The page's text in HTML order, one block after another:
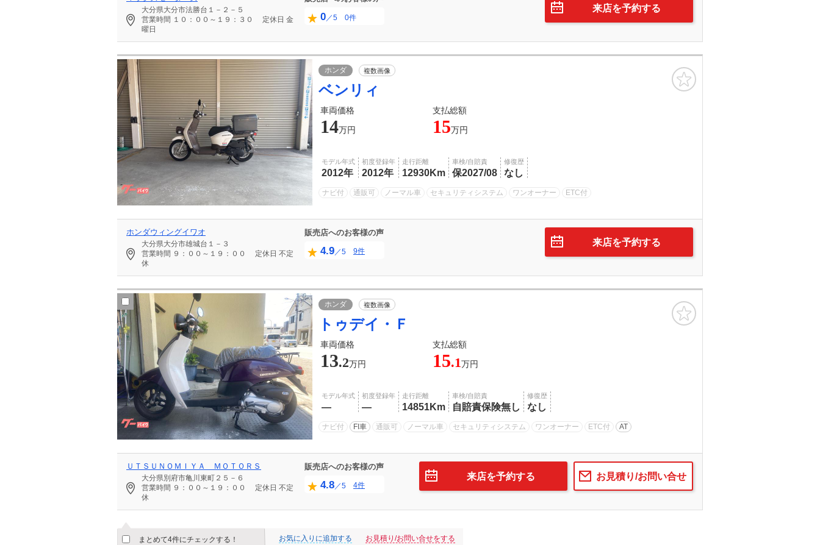
大分県大分市法勝台１－２－５
営業時間 １０：００～１９：３０ 定休日 金
曜日
0／5 0件
来店を予約する
ホンダ 複数画像
ベンリィ
車両価格 支払総額
14万円 15万円
モデル年式
2012年
初度登録年
2012年
走行距離
12930Km
車検/自賠責
保2027/08
修復歴
なし
ナビ付 通販可 ノーマル車 セキュリティシステム ワンオーナー ETC付
ホンダウィングイワオ
大分県大分市雄城台１－３
営業時間 ９：００～１９：００ 定休日 不定
休
販売店へのお客様の声
4.9／5 9件
来店を予約する
ホンダ 複数画像
トゥデイ・Ｆ
車両価格 支払総額
13.2万円 15.1万円
モデル年式
―
初度登録年
―
走行距離
14851Km
車検/自賠責
自賠責保険無し
修復歴
なし
ナビ付 FI車 通販可 ノーマル車 セキュリティシステム ワンオーナー ETC付 AT
ＵＴＳＵＮＯＭＩＹＡ ＭＯＴＯＲＳ
大分県別府市亀川東町２５－６
営業時間 ９：００～１９：００ 定休日 不定
休
販売店へのお客様の声
4.8／5 4件
お見積り/お問い合せ
来店を予約する
まとめて4件にチェックする！ お気に入りに追加する お見積り/お問い合せをする